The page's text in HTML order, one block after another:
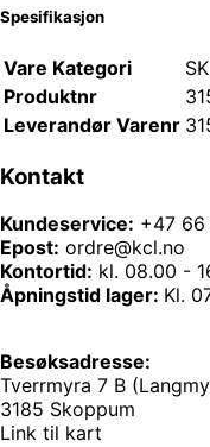
Spesifikasjon
Vare Kategori
Produktnr
Leverandør Varenr
Kontakt
Kundeservice: +47
Epost: ordre@kcl.no
Kontortid: kl. 08.00 -
Åpningstid lager: Kl.
Besøksadresse:
Tverrmyra 7 B
3185 Skoppum
Link til kart